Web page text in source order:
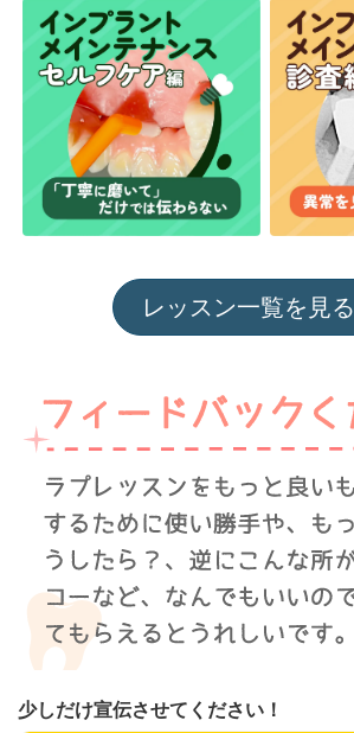
レッスン一覧を見る
少しだけ宣伝させてください！